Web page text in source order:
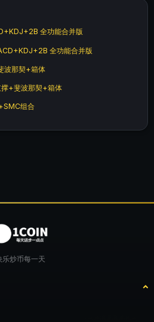
全功能合并版
全功能合并版
波那契+箱体
+斐波那契+箱体
组合
乐炒币每一天